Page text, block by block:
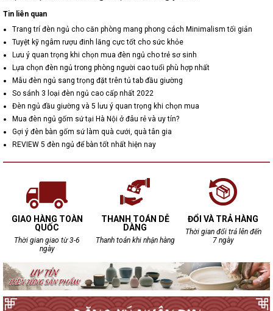
Tin liên quan
Trang trí đèn ngủ cho căn phòng mang phong cách Minimalism tối giản
Tuyệt kỹ ngâm rượu đinh lăng cực tốt cho sức khỏe
Lưu ý quan trọng khi chọn mua đèn ngủ cho trẻ sơ sinh
Lựa chọn đèn ngủ trong phòng người cao tuổi phù hợp nhất
Mẫu đèn ngủ sang trọng đặt trên tủ tab đầu giường
So sánh 3 loại đèn ngủ cao cấp nhất 2022
Đèn ngủ đầu giường và 5 lưu ý quan trọng khi chọn mua
Mua đèn ngủ gốm sứ tại Hà Nội ở đâu rẻ và uy tín?
Gợi ý đèn bàn gốm sứ làm quà cưới, quà tân gia
REVIEW 5 đèn ngủ để bàn tốt nhất hiện nay
GIAO HÀNG TOÀN
QUỐC
Thời gian giao từ 3-6
ngày
THANH TOÁN DỄ
DÀNG
Thanh toán khi nhận hàng
ĐỔI VÀ TRẢ HÀNG
Thời gian đổi trả lên đến
7 ngày